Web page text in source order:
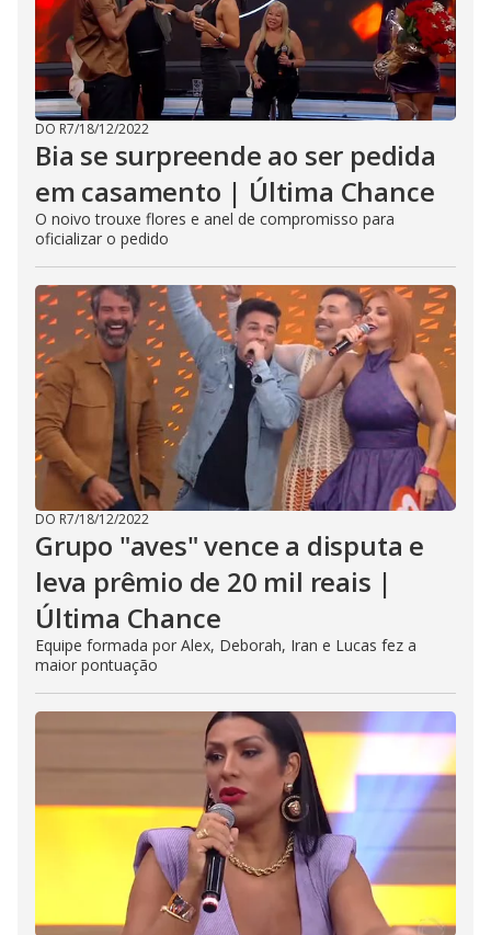
DO R7/18/12/2022
Bia se surpreende ao ser pedida
em casamento | Última Chance
O noivo trouxe flores e anel de compromisso para
oficializar o pedido
DO R7/18/12/2022
Grupo "aves" vence a disputa e
leva prêmio de 20 mil reais |
Última Chance
Equipe formada por Alex, Deborah, Iran e Lucas fez a
maior pontuação